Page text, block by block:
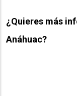
¿Quieres más
Anáhuac?